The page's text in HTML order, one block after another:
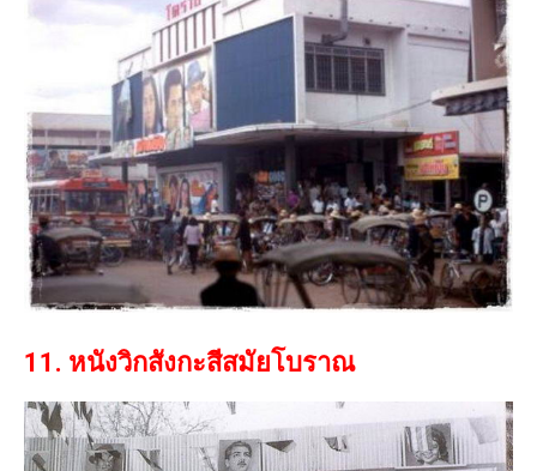
11. หนังวิกสังกะสีสมัยโบราณ